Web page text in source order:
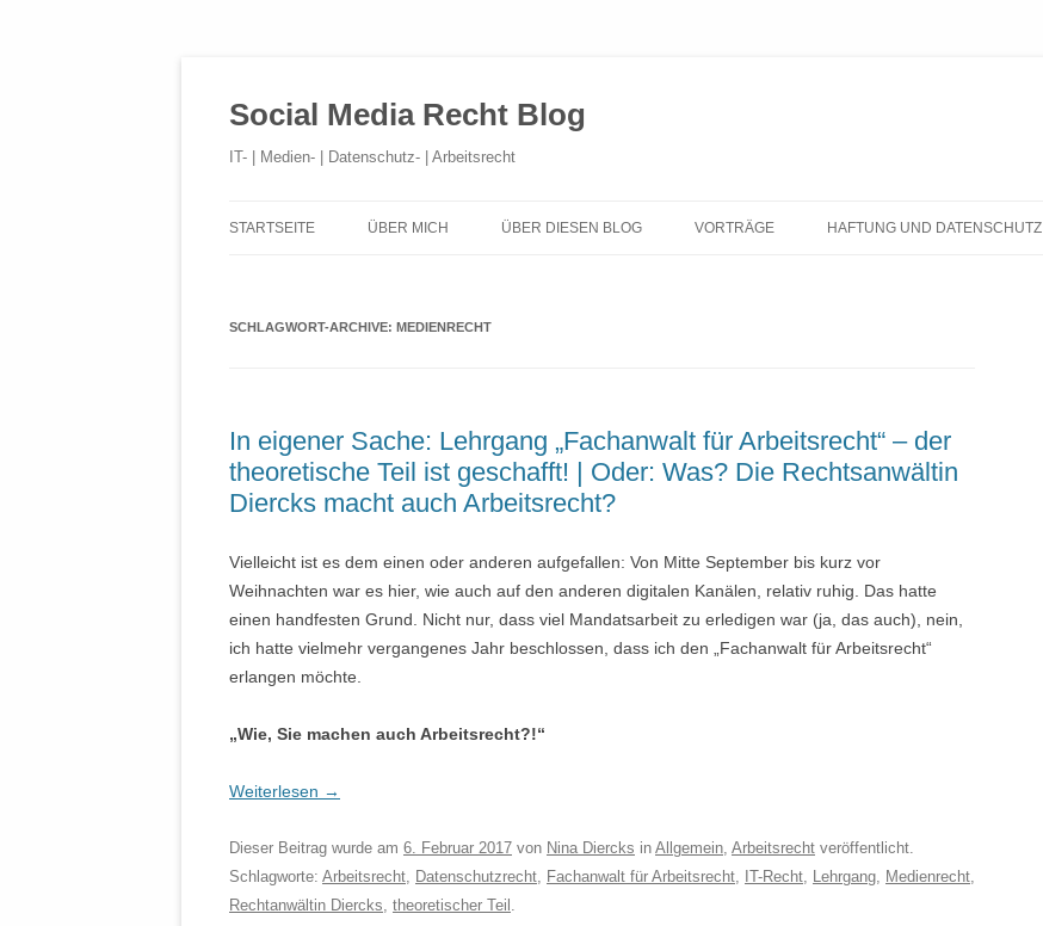
Social Media Recht Blog
IT- | Medien- | Datenschutz- | Arbeitsrecht
Inhalt
STARTSEITE ÜBER MICH ÜBER DIESEN BLOG VORTRÄGE HAFTUNG UND DATENSCHUTZ
SCHLAGWORT-ARCHIVE: MEDIENRECHT
In eigener Sache: Lehrgang „Fachanwalt für Arbeitsrecht“ – der
theoretische Teil ist geschafft! | Oder: Was? Die Rechtsanwältin
Diercks macht auch Arbeitsrecht?
Vielleicht ist es dem einen oder anderen aufgefallen: Von Mitte September bis kurz vor
Weihnachten war es hier, wie auch auf den anderen digitalen Kanälen, relativ ruhig. Das hatte
einen handfesten Grund. Nicht nur, dass viel Mandatsarbeit zu erledigen war (ja, das auch), nein,
ich hatte vielmehr vergangenes Jahr beschlossen, dass ich den „Fachanwalt für Arbeitsrecht“
erlangen möchte.
„Wie, Sie machen auch Arbeitsrecht?!“
Weiterlesen →
Dieser Beitrag wurde am 6. Februar 2017 von Nina Diercks in Allgemein, Arbeitsrecht veröffentlicht.
Schlagworte: Arbeitsrecht, Datenschutzrecht, Fachanwalt für Arbeitsrecht, IT-Recht, Lehrgang, Medienrecht,
Rechtanwältin Diercks, theoretischer Teil .